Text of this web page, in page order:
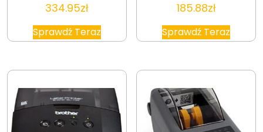
334.95zł
Sprawdź Teraz
185.88zł
Sprawdź Teraz